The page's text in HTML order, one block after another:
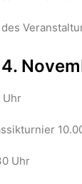
Uhr
Uhr